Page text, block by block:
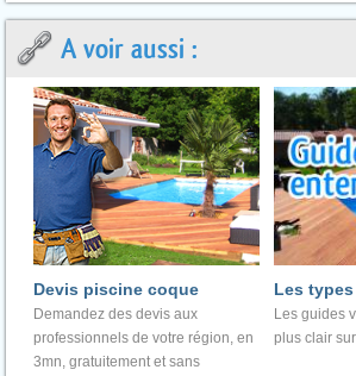
A voir aussi :
Devis piscine coque
Demandez des devis aux
professionnels de votre région, en
3mn, gratuitement et sans
Les
Les guides
plus clair